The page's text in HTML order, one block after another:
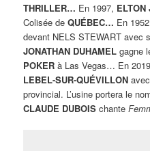
THRILLER… En 1997, ELTON
Colisée deQUÉBEC… En
devant NELS STEWART avec
JONATHAN DUHAMEL gagne
POKER à Las Vegas… En
LEBEL-SUR-QUÉVILLON
provincial. L’usine portera le
CLAUDE DUBOIS chante